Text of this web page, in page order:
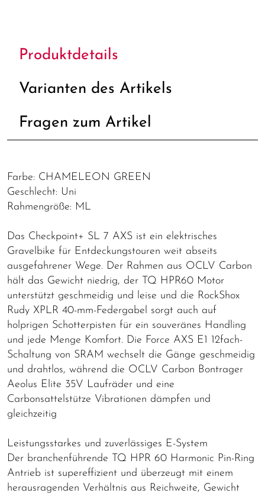
Produktdetails
Varianten des Artikels
Fragen zum Artikel
Farbe: CHAMELEON GREEN
Geschlecht: Uni
Rahmengröße: ML
Das Checkpoint+ SL 7 AXS ist ein elektrisches
Gravelbike für Entdeckungstouren weit abseits
ausgefahrener Wege. Der Rahmen aus OCLV Carbon
hält das Gewicht niedrig, der TQ HPR60 Motor
unterstützt geschmeidig und leise und die RockShox
Rudy XPLR 40-mm-Federgabel sorgt auch auf
holprigen Schotterpisten für ein souveränes Handling
und jede Menge Komfort. Die Force AXS E1 12fach-
Schaltung von SRAM wechselt die Gänge geschmeidig
und drahtlos, während die OCLV Carbon Bontrager
Aeolus Elite 35V Laufräder und eine
Carbonsattelstütze Vibrationen dämpfen und
gleichzeitig
Leistungsstarkes und zuverlässiges E-System
Der branchenführende TQ HPR 60 Harmonic Pin-Ring
Antrieb ist supereffizient und überzeugt mit einem
herausragenden Verhältnis aus Reichweite, Gewicht